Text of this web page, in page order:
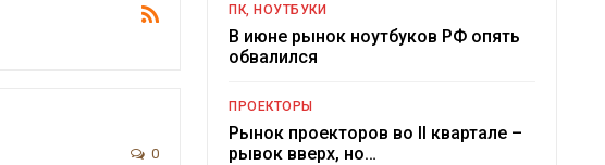
0
ПК, НОУТБУКИ
В июне рынок ноутбуков РФ опять
обвалился
ПРОЕКТОРЫ
Рынок проекторов во II квартале –
рывок вверх, но…